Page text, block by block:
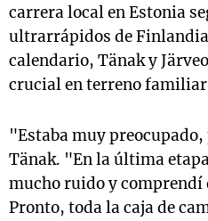
carrera local en Estonia
ultrarrápidos de
calendario, Tänak y
crucial en terreno
"Estaba muy
Tänak. "En la última
mucho ruido y comprendí
Pronto, toda la caja de